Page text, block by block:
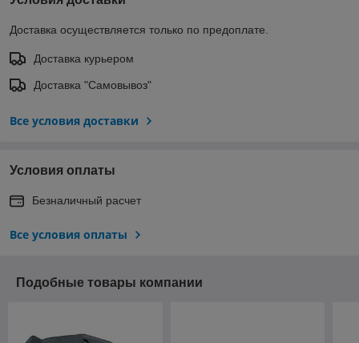
Доставка осуществляется только по предоплате.
Доставка курьером
Доставка "Самовывоз"
Все условия доставки
Условия оплаты
Безналичный расчет
Все условия оплаты
Подобные товары компании